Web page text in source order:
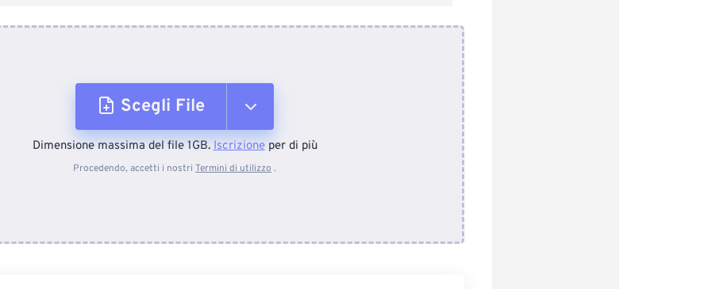
Scegli File
Dal dispositivo
Dimensione massima del file 1GB.Iscrizioneper di più
Procedendo, accetti i nostri Termini di utilizzo .